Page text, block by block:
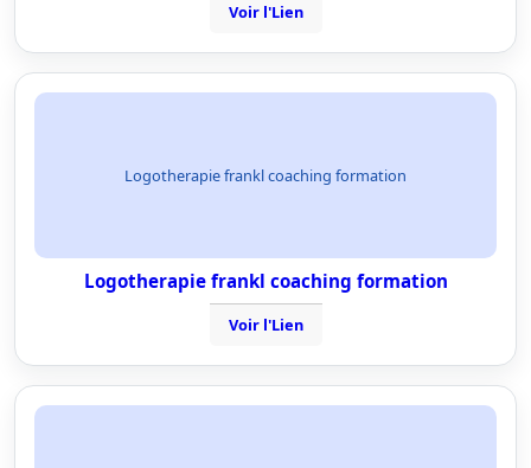
Voir l'Lien
Logotherapie frankl coaching formation
Logotherapie frankl coaching formation
Voir l'Lien